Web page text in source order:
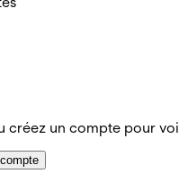
créez un compte pour